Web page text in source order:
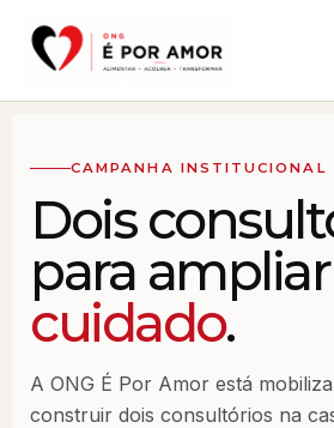
CAMPANHA INSTITUCIONAL
Dois
para
cuidado.
A ONG É Por Amor está
construir dois consultórios na